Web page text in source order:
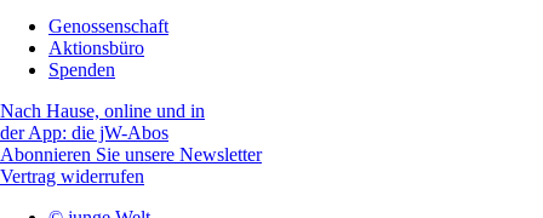
Genossenschaft
Aktionsbüro
Spenden
Nach Hause, online und in
der App: die jW-Abos
Abonnieren Sie unsere Newsletter
Vertrag widerrufen